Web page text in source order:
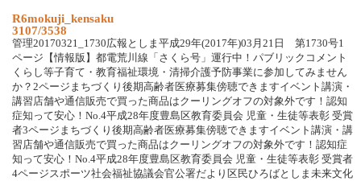
R6mokuji_kensaku
3107/3538
管理20170321_1730広報としま平成29年(2017年)03月21日 第1730号1
ページ【情報版】都電荒川線「さくら号」運行中！パブリックコメント
くらし等子育て・教育福祉環境・清掃介護予防事業に参加してみません
か？2ページまちづくり後期高齢者医療募集傍聴できますイベント講演・
講習店舗や通信販売で買った商品はクーリングオフの対象外です！認知
症知って安心！No.4平成28年度豊島区教育委員会 児童・生徒等表彰 受賞
者3ページまちづくり後期高齢者医療募集傍聴できますイベント講演・講
習店舗や通信販売で買った商品はクーリングオフの対象外です！認知症
知って安心！No.4平成28年度豊島区教育委員会 児童・生徒等表彰 受賞者
4ページスポーツ社会福祉協議会官公署だより区民ひろばとしま未来文化